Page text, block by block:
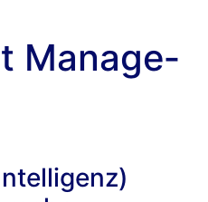
Ma­nage­